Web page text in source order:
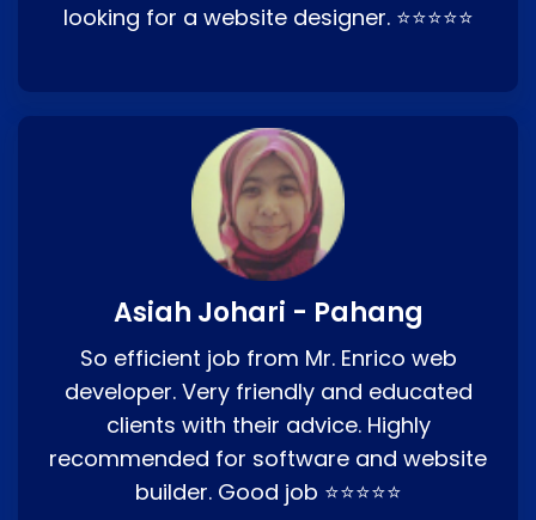
looking for a website designer. ⭐⭐⭐⭐⭐
Asiah Johari - Pahang
So efficient job from Mr. Enrico web
developer. Very friendly and educated
clients with their advice. Highly
recommended for software and website
builder. Good job ⭐⭐⭐⭐⭐